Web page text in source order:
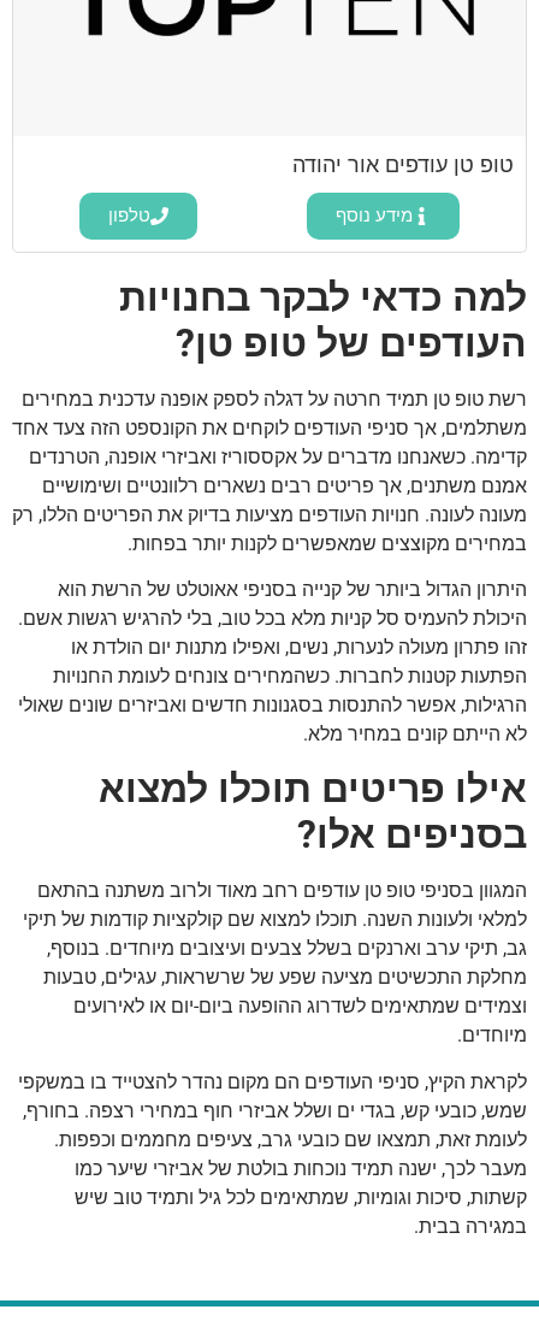
טופ טן עודפים אור יהודה
מידע נוסף טלפון
למה כדאי לבקר בחנויות
העודפים של טופ טן?
רשת טופ טן תמיד חרטה על דגלה לספק אופנה עדכנית במחירים
משתלמים, אך סניפי העודפים לוקחים את הקונספט הזה צעד אחד
קדימה. כשאנחנו מדברים על אקססוריז ואביזרי אופנה, הטרנדים
אמנם משתנים, אך פריטים רבים נשארים רלוונטיים ושימושיים
מעונה לעונה. חנויות העודפים מציעות בדיוק את הפריטים הללו, רק
במחירים מקוצצים שמאפשרים לקנות יותר בפחות.
היתרון הגדול ביותר של קנייה בסניפי אאוטלט של הרשת הוא
היכולת להעמיס סל קניות מלא בכל טוב, בלי להרגיש רגשות אשם.
זהו פתרון מעולה לנערות, נשים, ואפילו מתנות יום הולדת או
הפתעות קטנות לחברות. כשהמחירים צונחים לעומת החנויות
הרגילות, אפשר להתנסות בסגנונות חדשים ואביזרים שונים שאולי
לא הייתם קונים במחיר מלא.
אילו פריטים תוכלו למצוא
בסניפים אלו?
המגוון בסניפי טופ טן עודפים רחב מאוד ולרוב משתנה בהתאם
למלאי ולעונות השנה. תוכלו למצוא שם קולקציות קודמות של תיקי
גב, תיקי ערב וארנקים בשלל צבעים ועיצובים מיוחדים. בנוסף,
מחלקת התכשיטים מציעה שפע של שרשראות, עגילים, טבעות
וצמידים שמתאימים לשדרוג ההופעה ביום-יום או לאירועים
מיוחדים.
לקראת הקיץ, סניפי העודפים הם מקום נהדר להצטייד בו במשקפי
שמש, כובעי קש, בגדי ים ושלל אביזרי חוף במחירי רצפה. בחורף,
לעומת זאת, תמצאו שם כובעי גרב, צעיפים מחממים וכפפות.
מעבר לכך, ישנה תמיד נוכחות בולטת של אביזרי שיער כמו
קשתות, סיכות וגומיות, שמתאימים לכל גיל ותמיד טוב שיש
במגירה בבית.